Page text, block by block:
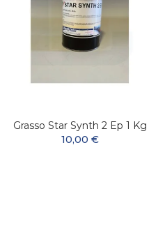
Grasso Star Synth 2 Ep 1 Kg
10,00 €